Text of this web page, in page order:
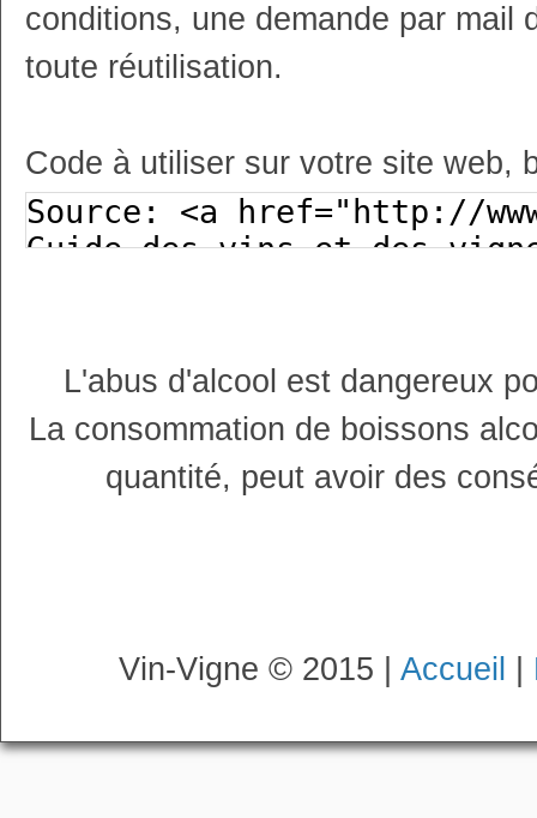
conditions, une demande par mail
toute réutilisation.
Code à utiliser sur votre site web,
L'abus d'alcool est dangereux
La consommation de boissons
quantité, peut avoir des
Vin-Vigne © 2015 | Accueil